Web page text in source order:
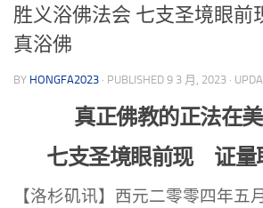
胜义浴佛法会 七支圣境眼
真浴佛
BY HONGFA2023 · PUBLISHED 9 3 月, 2023 ·
真正佛教的正法在
七支圣境眼前现 证量
【洛杉矶讯】西元二零零四年五